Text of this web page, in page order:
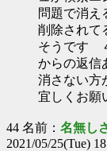
問題で消
削除されて
そうです
からの返信
消さない方
宜しくお願
44 名前： 名無し
2021/05/25(Tue)